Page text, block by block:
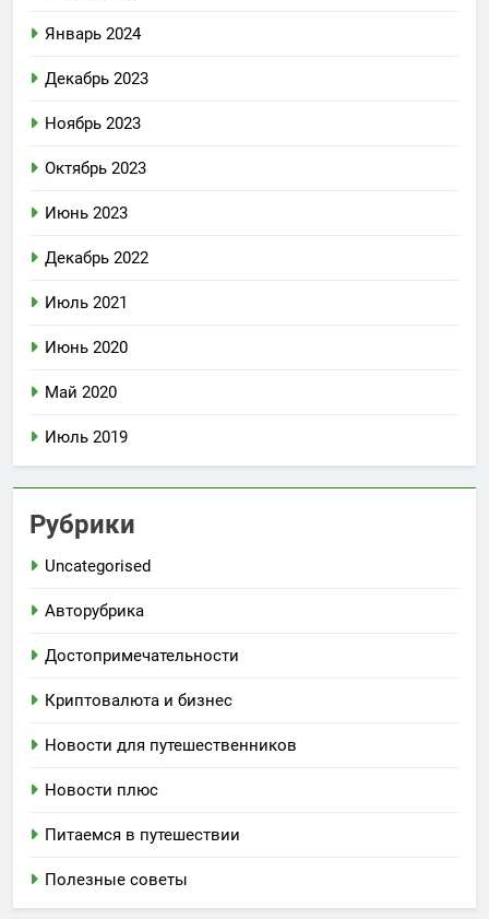
Январь 2024
Декабрь 2023
Ноябрь 2023
Октябрь 2023
Июнь 2023
Декабрь 2022
Июль 2021
Июнь 2020
Май 2020
Июль 2019
Рубрики
Uncategorised
Авторубрика
Достопримечательности
Криптовалюта и бизнес
Новости для путешественников
Новости плюс
Питаемся в путешествии
Полезные советы